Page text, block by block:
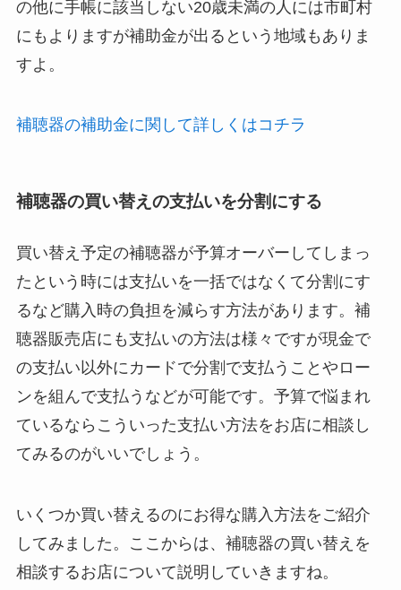
の他に手帳に該当しない20歳未満の人には市町村
にもよりますが補助金が出るという地域もありま
すよ。
補聴器の補助金に関して詳しくはコチラ
補聴器の買い替えの支払いを分割にする
買い替え予定の補聴器が予算オーバーしてしまっ
たという時には支払いを一括ではなくて分割にす
るなど購入時の負担を減らす方法があります。補
聴器販売店にも支払いの方法は様々ですが現金で
の支払い以外にカードで分割で支払うことやロー
ンを組んで支払うなどが可能です。予算で悩まれ
ているならこういった支払い方法をお店に相談し
てみるのがいいでしょう。
いくつか買い替えるのにお得な購入方法をご紹介
してみました。ここからは、補聴器の買い替えを
相談するお店について説明していきますね。